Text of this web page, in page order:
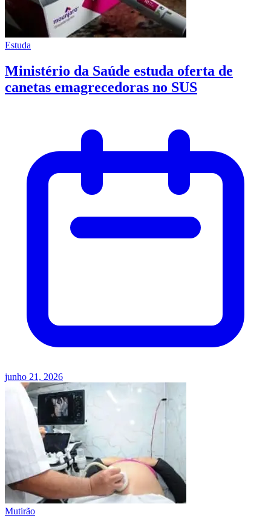
Estuda
Ministério da Saúde estuda oferta de
canetas emagrecedoras no SUS
junho 21, 2026
Mutirão